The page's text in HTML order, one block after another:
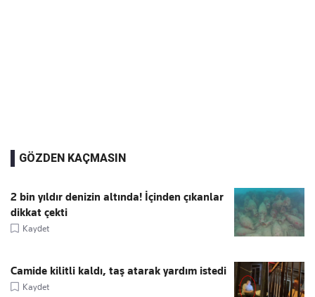
GÖZDEN KAÇMASIN
2 bin yıldır denizin altında! İçinden çıkanlar
dikkat çekti
Kaydet
Camide kilitli kaldı, taş atarak yardım istedi
Kaydet